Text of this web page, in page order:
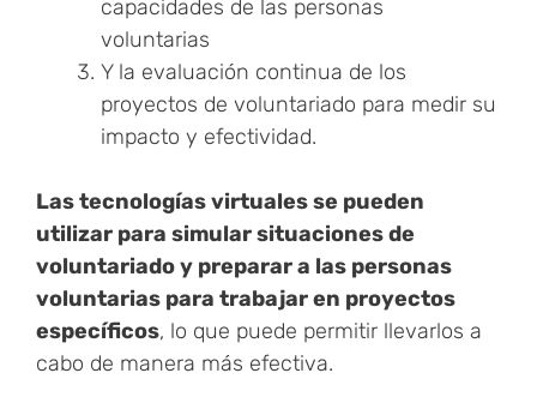
capacidades de las personas
voluntarias
Y la evaluación continua de los
proyectos de voluntariado para medir su
impacto y efectividad.
Las tecnologías virtuales se pueden
utilizar para simular situaciones de
voluntariado y preparar a las personas
voluntarias para trabajar en proyectos
específicos, lo que puede permitir llevarlos a
cabo de manera más efectiva.